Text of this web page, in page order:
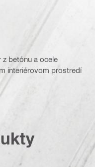
betónu a ocele
interiérovom prostredí